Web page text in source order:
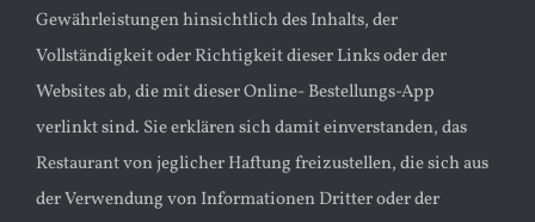
Gewährleistungen hinsichtlich des Inhalts, der
Vollständigkeit oder Richtigkeit dieser Links oder der
Websites ab, die mit dieser Online- Bestellungs-App
verlinkt sind. Sie erklären sich damit einverstanden, das
Restaurant von jeglicher Haftung freizustellen, die sich aus
der Verwendung von Informationen Dritter oder der